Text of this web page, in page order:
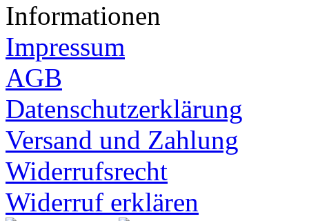
Informationen
Impressum
AGB
Datenschutzerklärung
Versand und Zahlung
Widerrufsrecht
Widerruf erklären